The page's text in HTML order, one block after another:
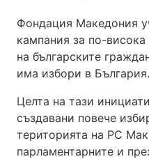
Фондация Македония
кампания за по-
на българските
има избори в България.
Целта на тази
създавани повече
територията на РС
парламентарните и